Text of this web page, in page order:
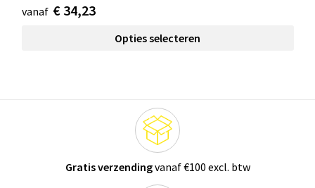
vanaf € 34,23
Opties selecteren
Gratis verzendingvanaf €100 excl. btw